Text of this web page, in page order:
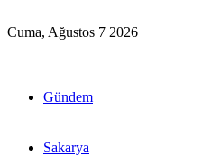
Cuma, Ağustos 7 2026
Gündem
Sakarya